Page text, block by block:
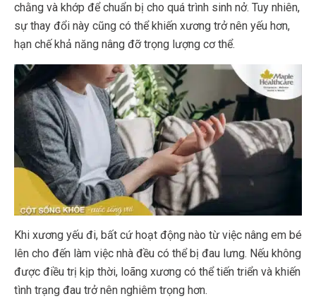
chằng và khớp để chuẩn bị cho quá trình sinh nở. Tuy nhiên,
sự thay đổi này cũng có thể khiến xương trở nên yếu hơn,
hạn chế khả năng nâng đỡ trọng lượng cơ thể.
Khi xương yếu đi, bất cứ hoạt động nào từ việc nâng em bé
lên cho đến làm việc nhà đều có thể bị đau lưng. Nếu không
được điều trị kịp thời, loãng xương có thể tiến triển và khiến
tình trạng đau trở nên nghiêm trọng hơn.